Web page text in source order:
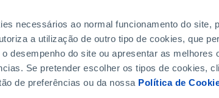
necessários ao normal funcionamento do site,
a utilização de outro tipo de cookies, que
desempenho do site ou apresentar as melhores
Se pretender escolher os tipos de cookies,
de preferências ou da nossa Política de
DATA DE FIM